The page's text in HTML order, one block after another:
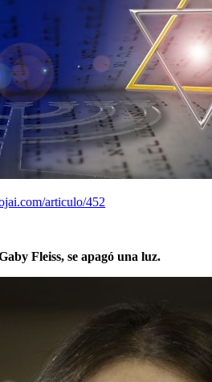
articulo/452
Fleiss, se apagó una luz.